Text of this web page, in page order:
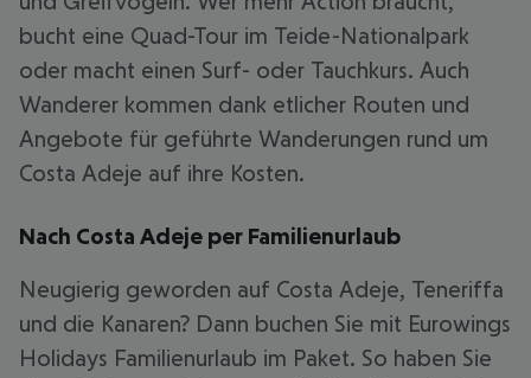
bucht eine Quad-Tour im Teide-Nationalpark
oder macht einen Surf- oder Tauchkurs. Auch
Wanderer kommen dank etlicher Routen und
Angebote für geführte Wanderungen rund um
Costa Adeje auf ihre Kosten.
Nach Costa Adeje per Familienurlaub
Neugierig geworden auf Costa Adeje, Teneriffa
und die Kanaren? Dann buchen Sie mit Eurowings
Holidays Familienurlaub im Paket. So haben Sie